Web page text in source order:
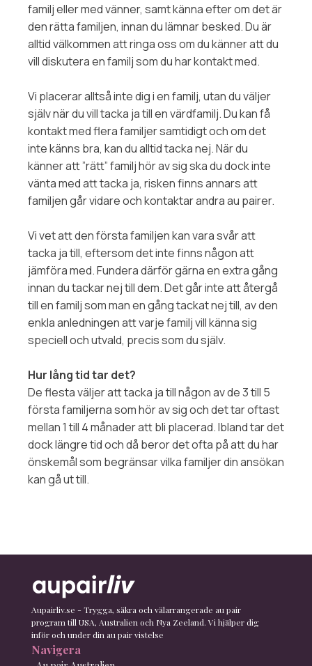
familj eller med vänner, samt känna efter om det är
den rätta familjen, innan du lämnar besked. Du är
alltid välkommen att ringa oss om du känner att du
vill diskutera en familj som du har kontakt med.
Vi placerar alltså inte dig i en familj, utan du väljer
själv när du vill tacka ja till en värdfamilj. Du kan få
kontakt med flera familjer samtidigt och om det
inte känns bra, kan du alltid tacka nej. När du
känner att ”rätt” familj hör av sig ska du dock inte
vänta med att tacka ja, risken finns annars att
familjen går vidare och kontaktar andra au pairer.
Vi vet att den första familjen kan vara svår att
tacka ja till, eftersom det inte finns någon att
jämföra med. Fundera därför gärna en extra gång
innan du tackar nej till dem. Det går inte att återgå
till en familj som man en gång tackat nej till, av den
enkla anledningen att varje familj vill känna sig
speciell och utvald, precis som du själv.
Hur lång tid tar det?
De flesta väljer att tacka ja till någon av de 3 till 5
första familjerna som hör av sig och det tar oftast
mellan 1 till 4 månader att bli placerad. Ibland tar det
dock längre tid och då beror det ofta på att du har
önskemål som begränsar vilka familjer din ansökan
kan gå ut till.
Aupairliv.se - Trygga, säkra och välarrangerade au pair
program till USA, Australien och Nya Zeeland. Vi hjälper dig
inför och under din au pair vistelse
Navigera